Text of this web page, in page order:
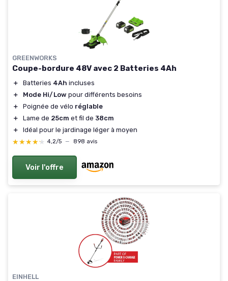
GREENWORKS
Coupe-bordure 48V avec 2 Batteries 4Ah
＋ Batteries 4Ah incluses
＋
Mode Hi/Low pour différents besoins
＋
Poignée de vélo réglable
＋
Lame de 25cm et fil de 38cm
＋
Idéal pour le jardinage léger à moyen
★★★★★
★★★★★ 4,2/5 — 898 avis
Voir l'offre
EINHELL